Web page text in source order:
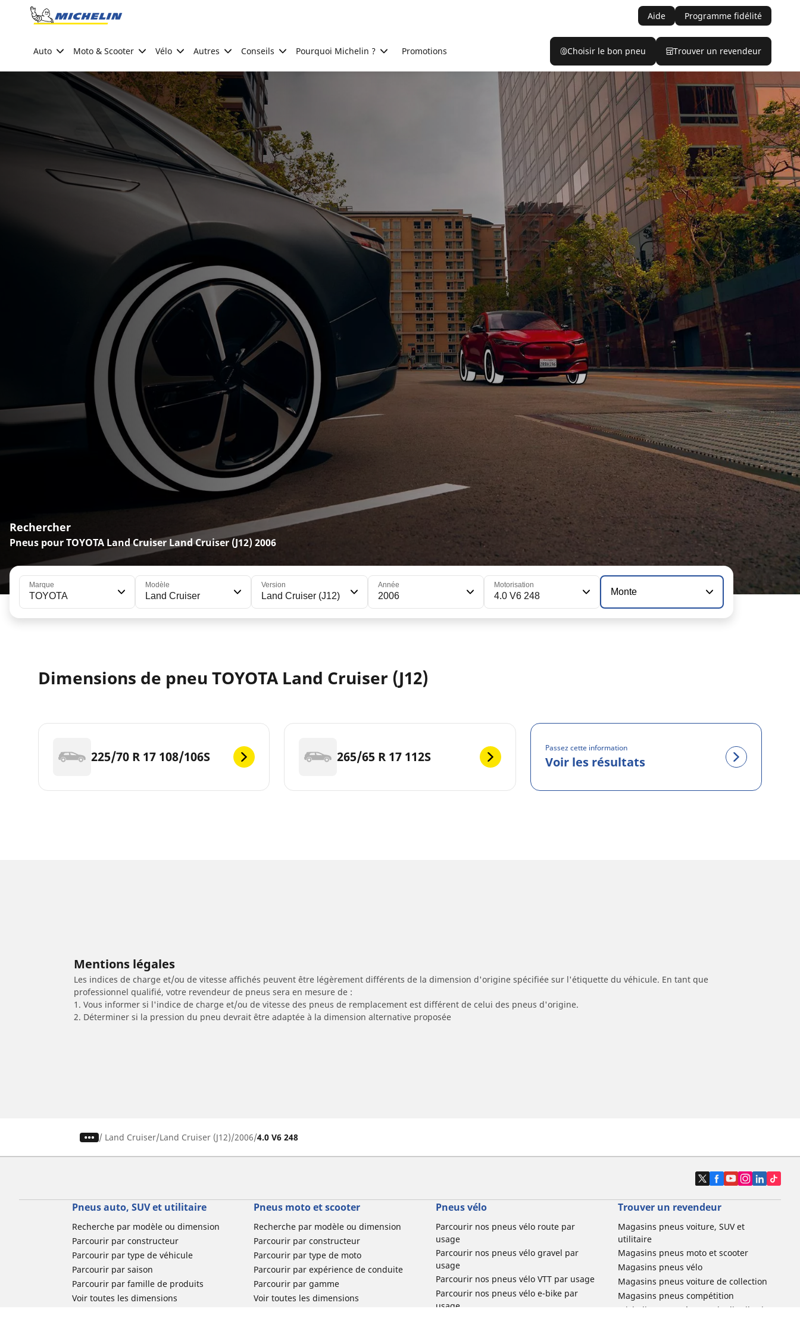
Go to page content
Aide Programme fidélité
Auto Moto & Scooter Vélo Autres Conseils Pourquoi Michelin ? Promotions Choisir le bon pneu Trouver un revendeur
Rechercher
Pneus pour TOYOTA Land Cruiser Land Cruiser (J12) 2006
Marque
TOYOTA
Modèle
Land Cruiser
Version
Land Cruiser (J12)
Année
2006
Motorisation
4.0 V6 248 Monte
Dimensions de pneu TOYOTA Land Cruiser (J12)
225/70 R 17 108/106S 265/65 R 17 112S
Passez cette information
Voir les résultats
Mentions légales
Les indices de charge et/ou de vitesse affichés peuvent être légèrement différents de la dimension d'origine spécifiée sur l'étiquette du véhicule. En tant que
professionnel qualifié, votre revendeur de pneus sera en mesure de :
1. Vous informer si l'indice de charge et/ou de vitesse des pneus de remplacement est différent de celui des pneus d'origine.
2. Déterminer si la pression du pneu devrait être adaptée à la dimension alternative proposée
/ Land Cruiser Land Cruiser (J12) 2006 4.0 V6 248
Pneus auto, SUV et utilitaire
Recherche par modèle ou dimension
Parcourir par constructeur
Parcourir par type de véhicule
Parcourir par saison
Parcourir par famille de produits
Voir toutes les dimensions
Pneus moto et scooter
Recherche par modèle ou dimension
Parcourir par constructeur
Parcourir par type de moto
Parcourir par expérience de conduite
Parcourir par gamme
Voir toutes les dimensions
Pneus vélo
Parcourir nos pneus vélo route par
usage
Parcourir nos pneus vélo gravel par
usage
Parcourir nos pneus vélo VTT par usage
Parcourir nos pneus vélo e-bike par
usage
Trouver un revendeur
Magasins pneus voiture, SUV et
utilitaire
Magasins pneus moto et scooter
Magasins pneus vélo
Magasins pneus voiture de collection
Magasins pneus compétition
Michelin et ses réseaux de distribution